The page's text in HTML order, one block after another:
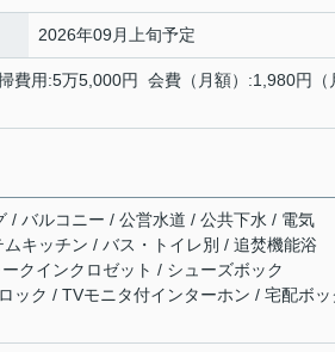
2026年09月上旬予定
費用:5万5,000円 会費（月額）:1,980円（
/ バルコニー / 公営水道 / 公共下水 / 電気
キッチン / バス・トイレ別 / 追焚機能浴
クインクロゼット / シューズボック
ック / TVモニタ付インターホン / 宅配ボッ